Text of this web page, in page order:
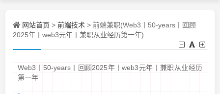
网站首页 > 前端技术 > 前端兼职(Web3丨50-years丨回顾
2025年丨web3元年丨兼职从业经历第一年)
Web3丨50-years丨回顾2025年丨web3元年丨兼职从业经历
第一年